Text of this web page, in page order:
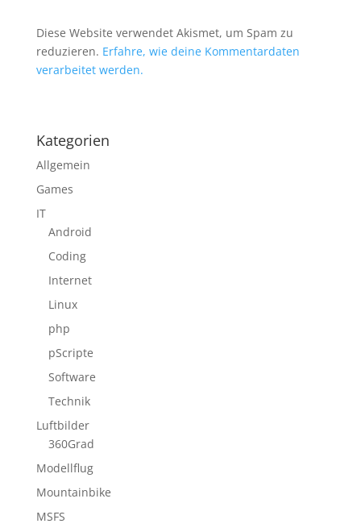
Diese Website verwendet Akismet, um Spam zu
reduzieren. Erfahre, wie deine Kommentardaten
verarbeitet werden.
Kategorien
Allgemein
Games
IT
Android
Coding
Internet
Linux
php
pScripte
Software
Technik
Luftbilder
360Grad
Modellflug
Mountainbike
MSFS